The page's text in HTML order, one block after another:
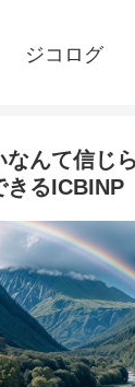
ジコログ
なんて信じ
きるICBINP